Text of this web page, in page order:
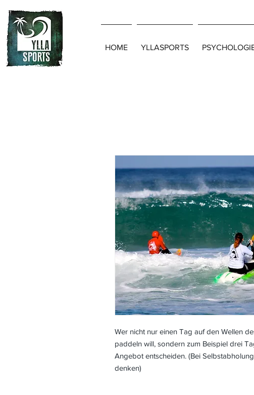
HOME YLLASPORTS
Wer nicht nur einen Tag auf den Wellen
paddeln will, sondern zum Beispiel drei
Angebot entscheiden. (Bei
denken)